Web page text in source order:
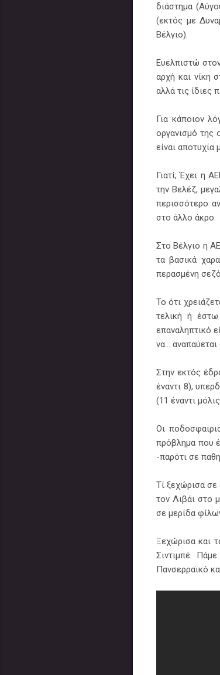
διάστημα
(εκτός με
Βέλγιο).
Ευελπιστώ
αρχή και νίκη
αλλά τις ίδιες
Για κάποιον
οργανισμό της
είναι αποτυχία
Γιατί; Έχει η
την Βελέζ,
περισσότερο
στο άλλο άκρο.
Στο Βέλγιο η
τα βασικά
περασμένη
Το ότι
τελική ή
επαναληπτικό
να...
Στην εκτός
έναντι 8),
(11 έναντι
Οι
πρόβλημα που
-παρότι σε
Τί ξεχώρισα σε
τον Λιβάι στο
σε μερίδα
Ξεχώρισα και
Σιντιμπέ.
Πανσερραϊκό